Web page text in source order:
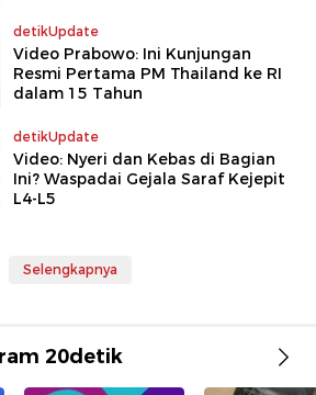
detikUpdate
Video Prabowo: Ini Kunjungan
Resmi Pertama PM Thailand ke RI
dalam 15 Tahun
detikUpdate
Video: Nyeri dan Kebas di Bagian
Ini? Waspadai Gejala Saraf Kejepit
L4-L5
Selengkapnya
20detik